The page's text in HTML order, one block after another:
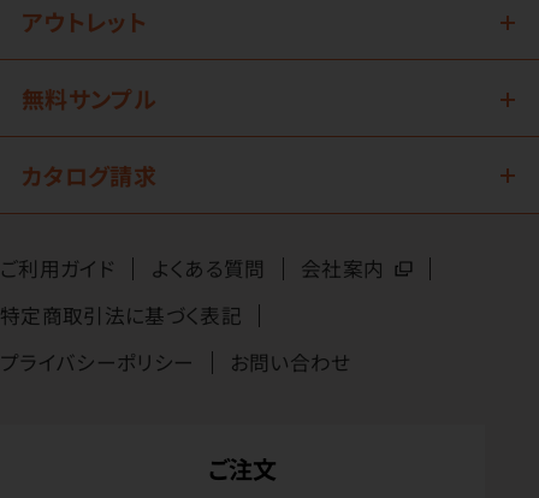
アウトレット
無料サンプル
カタログ請求
ご利用ガイド よくある質問
会社案内
特定商取引法に基づく表記
プライバシーポリシー
お問い合わせ
ご注文